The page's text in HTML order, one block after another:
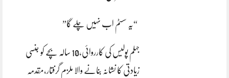
“یہ سسٹم اب نہیں چلے گا”
جہلم پولیس کی کارروائی،10 سالہ بچے کو جنسی
زیادتی کا نشانہ بنانے والا ملزم گرفتار،مقدمہ